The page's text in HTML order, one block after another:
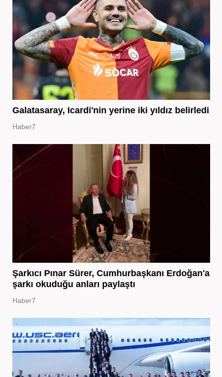
Galatasaray, Icardi'nin yerine iki yıldız belirledi
Haber7
Şarkıcı Pınar Sürer, Cumhurbaşkanı Erdoğan'a
şarkı okuduğu anları paylaştı
Haber7